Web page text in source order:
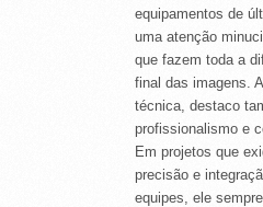
equipamentos de
uma atenção
que fazem toda a
final das imagens.
técnica, destaco
profissionalismo e
Em projetos que
precisão e
equipes, ele